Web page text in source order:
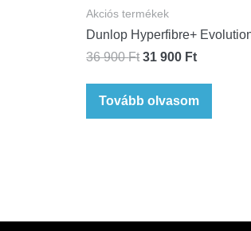
Akciós termékek
Dunlop Hyperfibre+
36 900Ft 31 900 Ft
Tovább olvasom